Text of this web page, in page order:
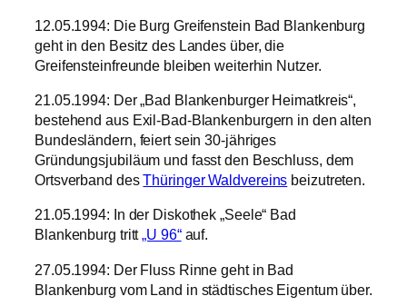
12.05.1994: Die Burg Greifenstein Bad Blankenburg
geht in den Besitz des Landes über, die
Greifensteinfreunde bleiben weiterhin Nutzer.
21.05.1994: Der „Bad Blankenburger Heimatkreis“,
bestehend aus Exil-Bad-Blankenburgern in den alten
Bundesländern, feiert sein 30-jähriges
Gründungsjubiläum und fasst den Beschluss, dem
Ortsverband desThüringer Waldvereins beizutreten.
21.05.1994: In der Diskothek „Seele“ Bad
Blankenburg tritt„U 96“auf.
27.05.1994: Der Fluss Rinne geht in Bad
Blankenburg vom Land in städtisches Eigentum über.